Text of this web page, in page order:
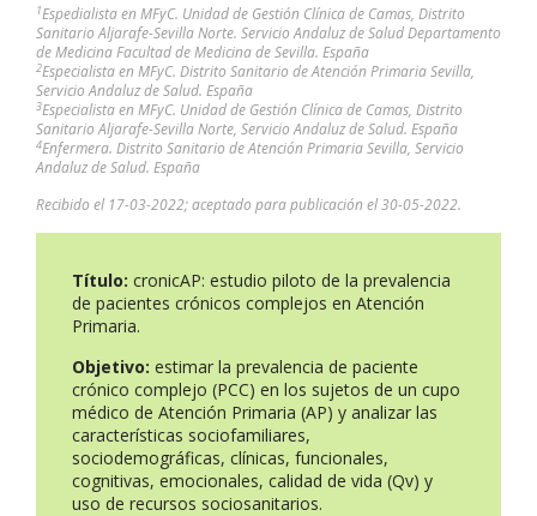
1Espedialista en MFyC. Unidad de Gestión Clínica de Camas, Distrito
Sanitario Aljarafe-Sevilla Norte. Servicio Andaluz de Salud Departamento
de Medicina Facultad de Medicina de Sevilla. España
2Especialista en MFyC. Distrito Sanitario de Atención Primaria Sevilla,
Servicio Andaluz de Salud. España
3Especialista en MFyC. Unidad de Gestión Clínica de Camas, Distrito
Sanitario Aljarafe-Sevilla Norte, Servicio Andaluz de Salud. España
4Enfermera. Distrito Sanitario de Atención Primaria Sevilla, Servicio
Andaluz de Salud. España
Recibido el 17-03-2022; aceptado para publicación el 30-05-2022.
Título: cronicAP: estudio piloto de la prevalencia
de pacientes crónicos complejos en Atención
Primaria.
Objetivo: estimar la prevalencia de paciente
crónico complejo (PCC) en los sujetos de un cupo
médico de Atención Primaria (AP) y analizar las
características sociofamiliares,
sociodemográficas, clínicas, funcionales,
cognitivas, emocionales, calidad de vida (Qv) y
uso de recursos sociosanitarios.